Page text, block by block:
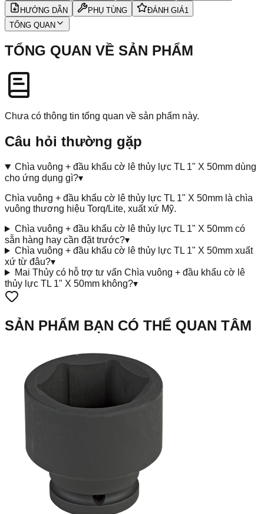
HƯỚNG DẪN
PHỤ TÙNG ĐÁNH GIÁ1
TỔNG QUAN
TỔNG QUAN VỀ SẢN PHẨM
Chưa có thông tin tổng quan về sản phẩm này.
Câu hỏi thường gặp
Chìa vuông + đầu khẩu cờ lê thủy lực TL 1" X 50mm dùng
cho ứng dụng gì?▾
Chìa vuông + đầu khẩu cờ lê thủy lực TL 1" X 50mm là chìa
vuông thương hiệu Torq/Lite, xuất xứ Mỹ.
Chìa vuông + đầu khẩu cờ lê thủy lực TL 1" X 50mm có
sẵn hàng hay cần đặt trước?▾
Chìa vuông + đầu khẩu cờ lê thủy lực TL 1" X 50mm xuất
xứ từ đâu?▾
Mai Thủy có hỗ trợ tư vấn Chìa vuông + đầu khẩu cờ lê
thủy lực TL 1" X 50mm không?▾
SẢN PHẨM BẠN CÓ THỂ QUAN TÂM